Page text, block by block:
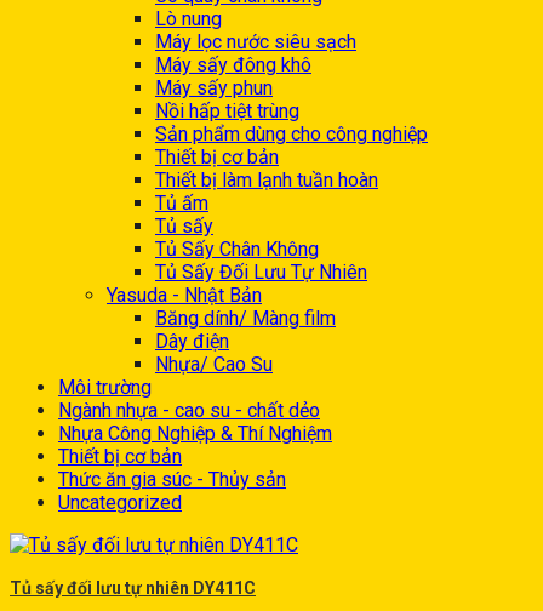
Lò nung
Máy lọc nước siêu sạch
Máy sấy đông khô
Máy sấy phun
Nồi hấp tiệt trùng
Sản phẩm dùng cho công nghiệp
Thiết bị cơ bản
Thiết bị làm lạnh tuần hoàn
Tủ ấm
Tủ sấy
Tủ Sấy Chân Không
Tủ Sấy Đối Lưu Tự Nhiên
Yasuda - Nhật Bản
Băng dính/ Màng film
Dây điện
Nhựa/ Cao Su
Môi trường
Ngành nhựa - cao su - chất dẻo
Nhựa Công Nghiệp & Thí Nghiệm
Thiết bị cơ bản
Thức ăn gia súc - Thủy sản
Uncategorized
Tủ sấy đối lưu tự nhiên DY411C